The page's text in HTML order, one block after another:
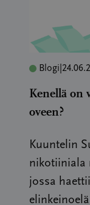
Blogi
Kenellä on
oveen?
Kuuntelin
nikotiiniala
jossa